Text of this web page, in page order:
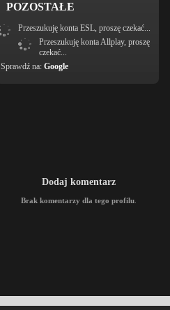
POZOSTAŁE
Przeszukuję konta ESL, proszę czekać...
Przeszukuję konta Allplay, proszę
czekać...
Sprawdź na: Google
Dodaj komentarz
Brak komentarzy dla tego profilu